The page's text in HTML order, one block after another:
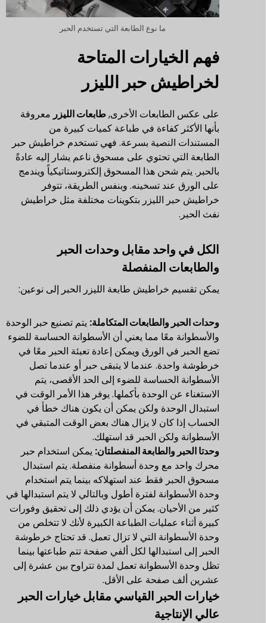
ما نوع الطابعة التي تستخدم الحبر
فهم الخيارات المتاحة
لخراطيش حبر الليزر
على عكس الطابعات الأخرى,طابعات الليزر معروفة
بأنها الأكثر كفاءة في طباعة كميات كبيرة من
المستندات النصية بسرعة. فهي تستخدم خراطيش حبر
الطابعة التي تحتوي على مسحوق ناعم يشار إليه عادةً
بالحبر. يتم شحن هذا المسحوق إلكتروستاتيكياً ويندمج
على الورق عند تسخينه. وبنفس الطريقة، تتوفر
خراطيش حبر الليزر بتكوينات مختلفة مثل خراطيش
نفث الحبر.
الكل في واحد مقابل وحدات الحبر
والطابعات المنفصلة
يمكن تقسيم خراطيش طابعة الليزر الحبر إلى نوعين:
وحدات الحبر والطابعات المتكاملة:يتم تصنيع حبر الوحدة
والأسطوانة معًا مما يعني أن الأسطوانة الحساسة للضوء
تضع الحبر في الورق ويمكن إعادة تعبئة الحبر معًا في
خرطوشة واحدة. عندما لا يتبقى حبر أو عندما تصل
الأسطوانة الحساسة للضوء إلى الحد الأقصى، يتم
الاستغناء عن الوحدة بأكملها. يوفر هذا الأمر الوقت في
استبدال الوحدة ولكن يمكن أن يكون هناك خطأ في
الحساب إذا كان لا يزال هناك بعض الوقت المتبقي في
الأسطوانة ولكن الحبر قد استهلك.
وحدتا الحبر والطابعة المنفصلتان:يمكن استخدام حبر
محرك واحد مع وحدة أسطوانة منفصلة. يتم استبدال
مسحوق الحبر فقط عند استهلاكه بينما يتم استخدام
وحدة الأسطوانة لفترة أطول وبالتالي لا يتم استبدالها في
كثير من الأحيان. يمكن أن يؤدي ذلك إلى تحقيق وفورات
كبيرة أثناء عمليات الطباعة الكبيرة لأنك لا تتخلص من
وحدة الأسطوانة التي لا تزال تعمل. قد تحتاج خرطوشة
الحبر إلى استبدالها لكل ألفي صفحة تتم طباعتها بينما
تظل وحدة الأسطوانة تعمل لمدة تتراوح بين عشرة إلى
عشرين ألف صفحة على الأقل.
خيارات الحبر القياسي مقابل خيارات الحبر
عالي الإنتاجية